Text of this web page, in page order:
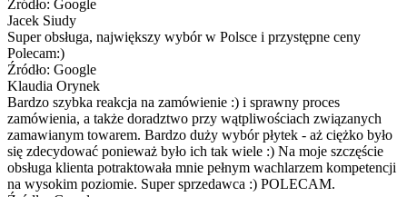
Źródło: Google
Jacek Siudy
Super obsługa, największy wybór w Polsce i przystępne ceny
Polecam:)
Źródło: Google
Klaudia Orynek
Bardzo szybka reakcja na zamówienie :) i sprawny proces
zamówienia, a także doradztwo przy wątpliwościach związanych
zamawianym towarem. Bardzo duży wybór płytek - aż ciężko było
się zdecydować ponieważ było ich tak wiele :) Na moje szczęście
obsługa klienta potraktowała mnie pełnym wachlarzem kompetencji
na wysokim poziomie. Super sprzedawca :) POLECAM.